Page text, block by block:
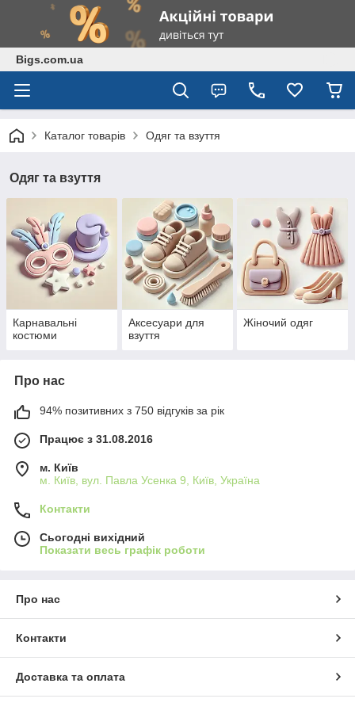
Bigs.com.ua
Каталог товарів Одяг та взуття
Одяг та взуття
Карнавальні
костюми
Аксесуари для
взуття
Жіночий одяг
Про нас
94% позитивних з 750 відгуків за рік
Працює з 31.08.2016
м. Київ
м. Київ, вул. Павла Усенка 9, Київ, Україна
Контакти
Сьогодні вихідний
Показати весь графік роботи
Про нас
Контакти
Доставка та оплата